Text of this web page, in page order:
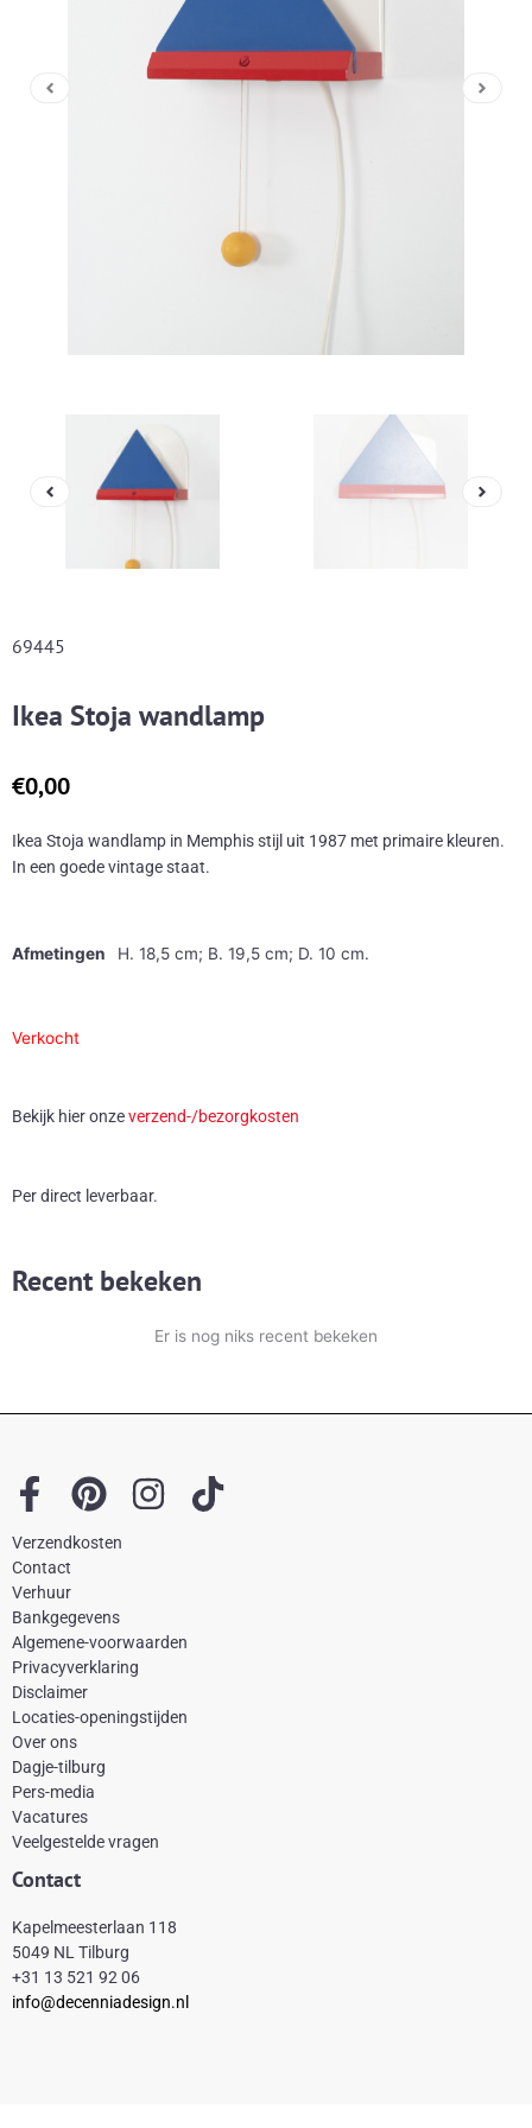
69445
Ikea Stoja wandlamp
€0,00
Ikea Stoja wandlamp in Memphis stijl uit 1987 met primaire kleuren.
In een goede vintage staat.
Afmetingen H. 18,5 cm; B. 19,5 cm; D. 10 cm.
Verkocht
Bekijk hier onzeverzend-/bezorgkosten
Per direct leverbaar.
Recent bekeken
Er is nog niks recent bekeken
F
a
c
e
b
o
o
k
-
f
P
i
e
r
e
t
I
a
r
T
Verzendkosten
Contact
Verhuur
Bankgegevens
Algemene-voorwaarden
Privacyverklaring
Disclaimer
Locaties-openingstijden
Over ons
Dagje-tilburg
Pers-media
Vacatures
Veelgestelde vragen
Contact
Kapelmeesterlaan 118
5049 NL Tilburg
+31 13 521 92 06
info@decenniadesign.nl